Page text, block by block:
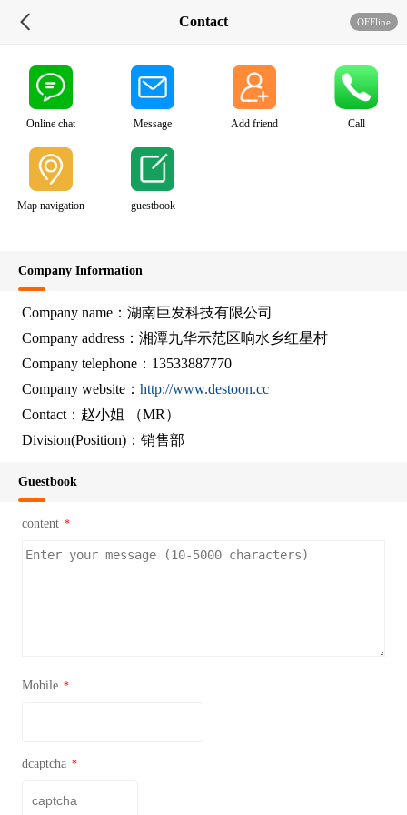
Contact OFFline
Online chat Message Add friend Call
Map navigation guestbook
Company Information
Company name：湖南巨发科技有限公司
Company address：湘潭九华示范区响水乡红星村
Company telephone：13533887770
Company website： http://www.destoon.cc
Contact：赵小姐 （MR）
Division(Position)：销售部
Guestbook
content *
Mobile *
dcaptcha *